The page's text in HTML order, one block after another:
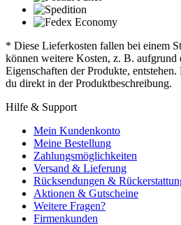
* Diese Lieferkosten fallen bei einem
können weitere Kosten, z. B. aufgrund
Eigenschaften der Produkte,
du direkt in der Produktbeschreibung.
Hilfe & Support
Mein Kundenkonto
Meine Bestellung
Zahlungsmöglichkeiten
Versand & Lieferung
Rücksendungen &
Aktionen & Gutscheine
Weitere Fragen?
Firmenkunden